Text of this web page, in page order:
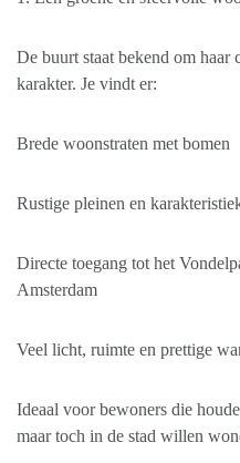
De buurt staat bekend om haar
karakter. Je vindt er:
Brede woonstraten met bomen
Rustige pleinen en
Directe toegang tot het
Amsterdam
Veel licht, ruimte en prettige
Ideaal voor bewoners die
maar toch in de stad willen